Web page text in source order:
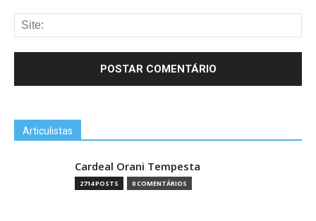
Articulistas
Cardeal Orani Tempesta
2714 POSTS 0 COMENTÁRIOS